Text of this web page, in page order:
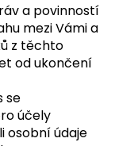
a povinností
mezi Vámi a
z těchto
od ukončení
se
účely
osobní údaje